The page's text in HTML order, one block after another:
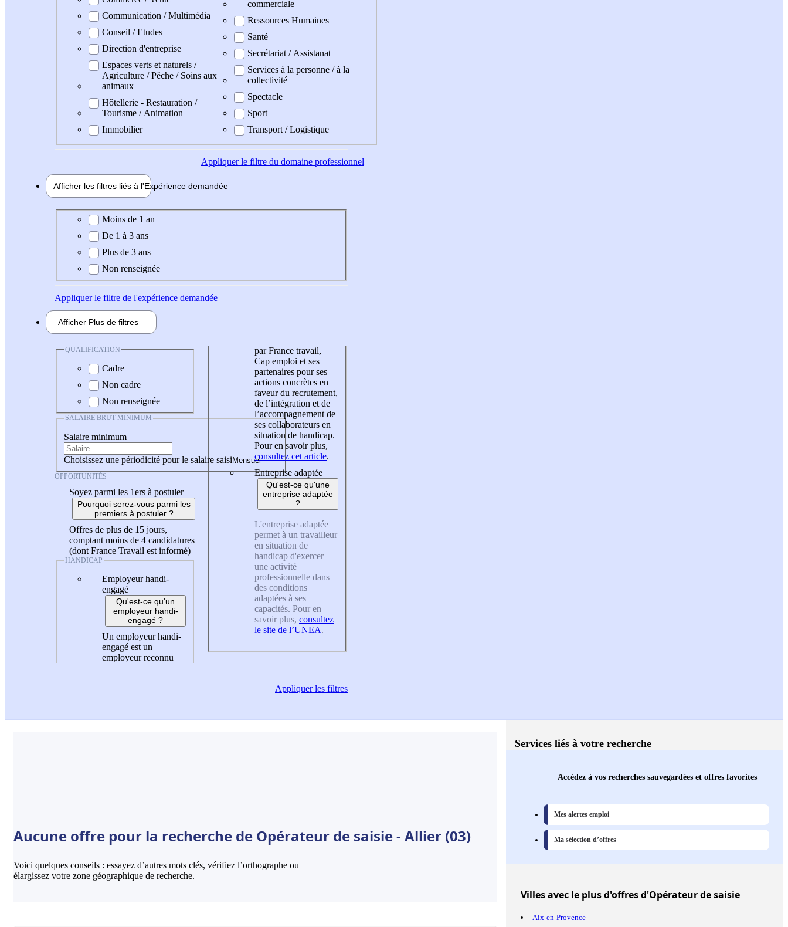
Communication / Multimédia
Conseil / Etudes
Direction d'entreprise
Espaces verts et naturels /
Agriculture / Pêche / Soins aux
animaux
Hôtellerie - Restauration /
Tourisme / Animation
Immobilier
commerciale
Ressources Humaines
Santé
Secrétariat / Assistanat
Services à la personne / à la
collectivité
Spectacle
Sport
Transport / Logistique
Appliquerle filtre du domaine professionnel
Afficher les filtres liés à l'Expérience demandée
Expérience demandée
Moins de 1 an
De 1 à 3 ans
Plus de 3 ans
Non renseignée
Appliquerle filtre de l'expérience demandée
Afficher Plus de filtres
QUALIFICATION
Cadre
Non cadre
Non renseignée
SALAIRE BRUT MINIMUM
Salaire minimum
Choisissez une périodicité pour le salaire saisi
OPPORTUNITÉS
Soyez parmi les 1ers à postuler
Pourquoi serez-vous parmi les
premiers à postuler ?
Offres de plus de 15 jours,
comptant moins de 4 candidatures
(dont France Travail est informé)
HANDICAP
Employeur handi-
engagé
Qu'est-ce qu'un
employeur handi-
engagé ?
Un employeur handi-
engagé est un
employeur reconnu
par France travail,
Cap emploi et ses
partenaires pour ses
actions concrètes en
faveur du recrutement,
de l’intégration et de
l’accompagnement de
ses collaborateurs en
situation de handicap.
Pour en savoir plus,
consultez cet article.
Entreprise adaptée
Qu'est-ce qu'une
entreprise adaptée
?
L'entreprise adaptée
permet à un travailleur
en situation de
handicap d'exercer
une activité
professionnelle dans
des conditions
adaptées à ses
capacités. Pour en
savoir plus, consultez
le site de l’UNEA.
Appliquerles filtres
Aucune offre pour la recherche de Opérateur de saisie - Allier (03)
Voici quelques conseils : essayez d’autres mots clés, vérifiez l’orthographe ou
élargissez votre zone géographique de recherche.
Services liés à votre recherche
Accédez à vos recherches sauvegardées et offres favorites
Mes alertes emploi
Ma sélection d’offres
Villesavec le plus d'offres d'Opérateur de saisie
Aix-en-Provence